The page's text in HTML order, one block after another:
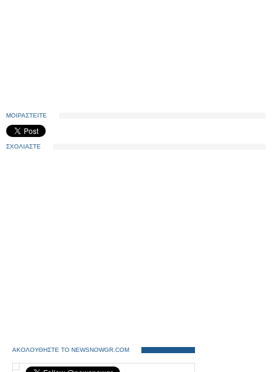
ΜΟΙΡΑΣΤΕΙΤΕ
ΣΧΟΛΙΑΣΤΕ
ΑΚΟΛΟΥΘΗΣΤΕ ΤΟ NEWSNOWGR.COM